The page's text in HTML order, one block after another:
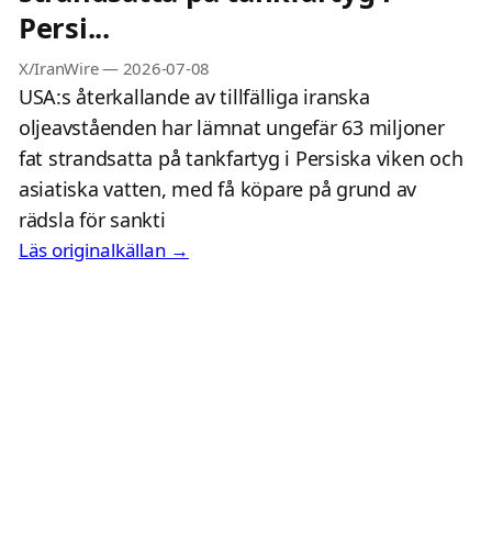
Persi...
X/IranWire— 2026-07-08
USA:s återkallande av tillfälliga iranska
oljeavståenden har lämnat ungefär 63 miljoner
fat strandsatta på tankfartyg i Persiska viken och
asiatiska vatten, med få köpare på grund av
rädsla för sankti
Läs originalkällan →